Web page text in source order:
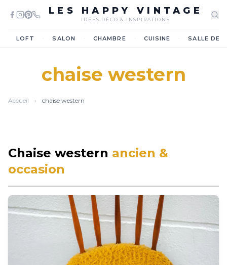
LES HAPPY VINTAGE
IDÉES DÉCO & INSPIRATIONS
LOFT SALON CHAMBRE CUISINE SALLE DE
chaise western
Accueil › chaise western
Chaise western ancien &
occasion